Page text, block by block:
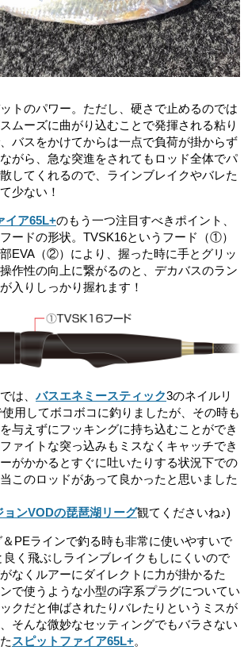
トのパワー。ただし、硬さで止めるのでは
ムーズに曲がり込むことで発揮される粘り
バスをかけてからは一点で負荷が掛からず
がら、急な突進をされてもロッド全体でパ
してくれるので、ラインブレイクやバレた
少ない！
イア65L+のもう一つ注目すべきポイント、
ードの形状。TVSK16というフード（①）
EVA（②）により、握った時に手とグリッ
作性の向上に繋がるのと、デカバスのラン
入りしっかり握れます！
は、 バスエネミースティック3のネイルリ
用してボコボコに釣りましたが、その時も
与えずにフッキングに持ち込むことができ
ァイトな突っ込みもミスなくキャッチでき
がかかるとすぐに吐いたりする状況下での
このロッドがあって良かったと思いました
ョンVODの琵琶湖リーグ観てくださいね♪)
PEラインで釣る時も非常に使いやすいで
く飛ぶしラインブレイクもしにくいので
なくルアーにダイレクトに力が掛かるた
で使うような小型のi字系プラグについてい
クだと伸ばされたりバレたりというミスが
そんな微妙なセッティングでもバラさない
スピットファイア65L+。